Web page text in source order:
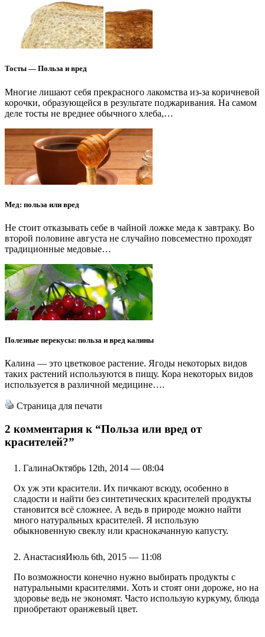
Тосты — Польза и вред
Многие лишают себя прекрасного лакомства из-за коричневой
корочки, образующейся в результате поджаривания. На самом
деле тосты не вреднее обычного хлеба,…
Мед: польза или вред
Не стоит отказывать себе в чайной ложке меда к завтраку. Во
второй половине августа не случайно повсеместно проходят
традиционные медовые…
Полезные перекусы: польза и вред калины
Калина — это цветковое растение. Ягоды некоторых видов
таких растений используются в пищу. Кора некоторых видов
используется в различной медицине….
Страница для печати
2 комментария к “Польза или вред от
красителей?”
ГалинаОктябрь 12th, 2014 — 08:04
Ох уж эти красители. Их пичкают всюду, особенно в
сладости и найти без синтетических красителей продукты
становится всё сложнее. А ведь в природе можно найти
много натуральных красителей. Я использую
обыкновенную свеклу или краснокачанную капусту.
АнастасияИюль 6th, 2015 — 11:08
По возможности конечно нужно выбирать продукты с
натуральными красителями. Хоть и стоят они дороже, но на
здоровье ведь не экономят. Часто использую куркуму, блюда
приобретают оранжевый цвет.